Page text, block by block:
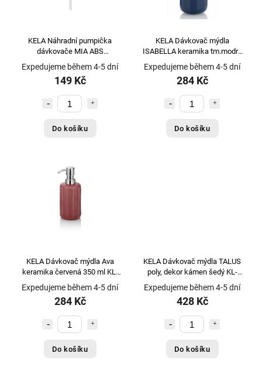
KELA Náhradní pumpička
dávkovače MIA ABS
plast/chrom KL-20632
Expedujeme během 4-5 dní
149 Kč
Do košíku
KELA Dávkovač mýdla
ISABELLA keramika tm.modrá
KL-20510
Expedujeme během 4-5 dní
284 Kč
Do košíku
KELA Dávkovač mýdla Ava
keramika červená 350 ml KL-
24412
Expedujeme během 4-5 dní
284 Kč
Do košíku
KELA Dávkovač mýdla TALUS
poly, dekor kámen šedý KL-
20257
Expedujeme během 4-5 dní
428 Kč
Do košíku